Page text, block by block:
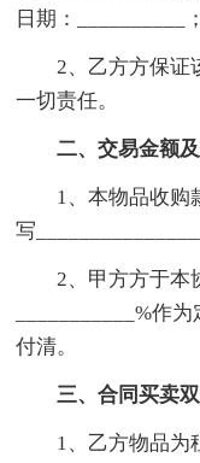
日期：__________
2、乙方方保证
一切责任。
二、交易金额
1、本物品收购
写
2、甲方方于本
___________%作
付清。
三、合同买卖
1、乙方物品为